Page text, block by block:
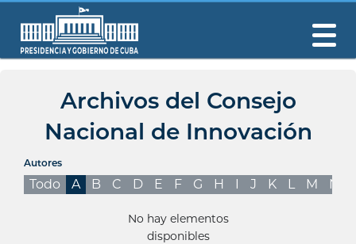
Archivos del Consejo
Nacional de Innovación
Autores
Todo A B C D E F G H I J K L M N
No hay elementos
disponibles